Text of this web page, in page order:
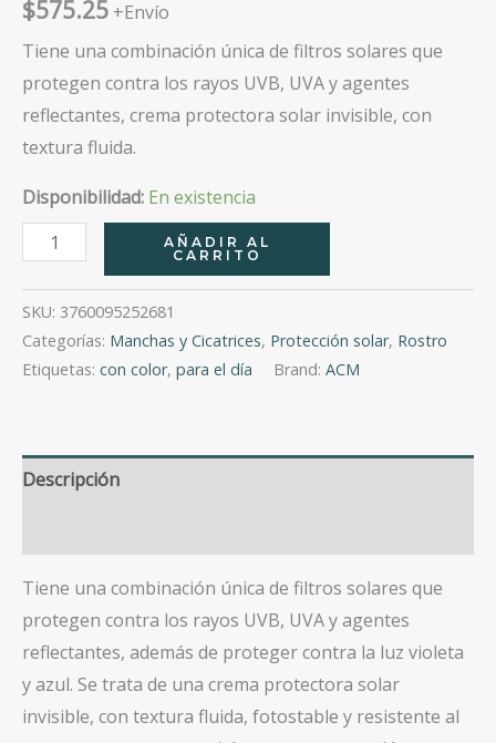
$575.25 +Envío
Tiene una combinación única de filtros solares que
protegen contra los rayos UVB, UVA y agentes
reflectantes, crema protectora solar invisible, con
textura fluida.
Disponibilidad: En existencia
Depiwhite
M
Crema
Protectora
Con
Fps
50+
Ml
cantidad
AÑADIR AL
CARRITO
SKU: 3760095252681
Categorías: Manchas y Cicatrices, Protección solar, Rostro
Etiquetas: con color, para el día Brand: ACM
Descripción
Tiene una combinación única de filtros solares que
protegen contra los rayos UVB, UVA y agentes
reflectantes, además de proteger contra la luz violeta
y azul. Se trata de una crema protectora solar
invisible, con textura fluida, fotostable y resistente al